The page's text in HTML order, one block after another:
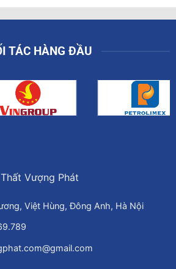
TÁC HÀNG ĐẦU
Vượng Phát
Việt Hùng, Đông Anh, Hà Nội